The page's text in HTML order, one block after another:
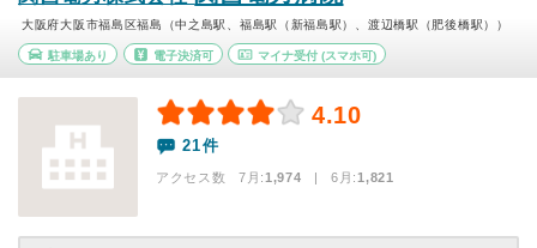
大阪府大阪市福島区福島（中之島駅、福島駅（新福島駅）、渡辺橋駅（肥後橋駅））
駐車場あり 電子決済可 マイナ受付 (スマホ可)
4.10
21件
アクセス数 7月:1,974 | 6月:1,821